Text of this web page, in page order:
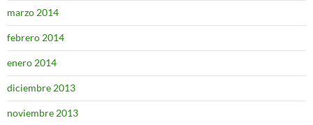
marzo 2014
febrero 2014
enero 2014
diciembre 2013
noviembre 2013